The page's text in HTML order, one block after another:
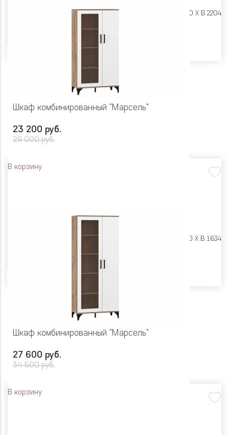
Ш 932 X Г 590 X В 2204
Шкаф комбинированный "Марсель"
23 200 руб.
29 000 руб.
В корзину
Ш 850 X Г 400 X В 1634
Шкаф комбинированный "Марсель"
27 600 руб.
34 500 руб.
В корзину